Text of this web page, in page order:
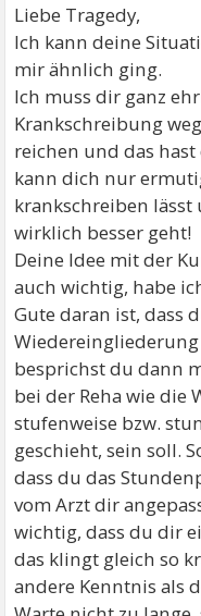
Liebe Tragedy,
Ich kann deine
mir ähnlich ging.
Ich muss dir ganz
Krankschreibung
reichen und das
kann dich nur
krankschreiben lässt
wirklich besser geht!
Deine Idee mit der
auch wichtig, habe
Gute daran ist, dass
besprichst du dann
bei der Reha wie die
stufenweise bzw.
geschieht, sein soll.
dass du das
vom Arzt dir
wichtig, dass du dir
das klingt gleich so
andere Kenntnis als